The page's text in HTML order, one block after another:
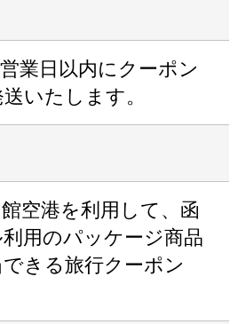
業日以内にクーポン
いたします。
空港を利用して、函
用のパッケージ商品
きる旅行クーポン